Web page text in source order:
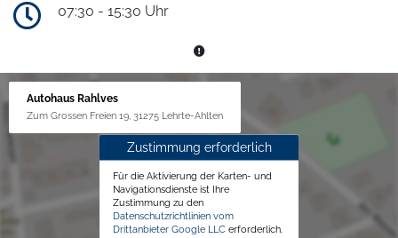
07:30 - 15:30 Uhr
Autohaus Rahlves
Zum Grossen Freien 19, 31275 Lehrte-Ahlten
Zustimmung erforderlich
Für die Aktivierung der Karten- und
Navigationsdienste ist Ihre
Zustimmung zu den
Datenschutzrichtlinien vom
Drittanbieter Google LLC erforderlich.